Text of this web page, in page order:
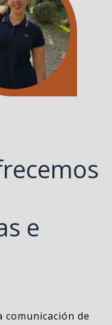
e
comunicación de